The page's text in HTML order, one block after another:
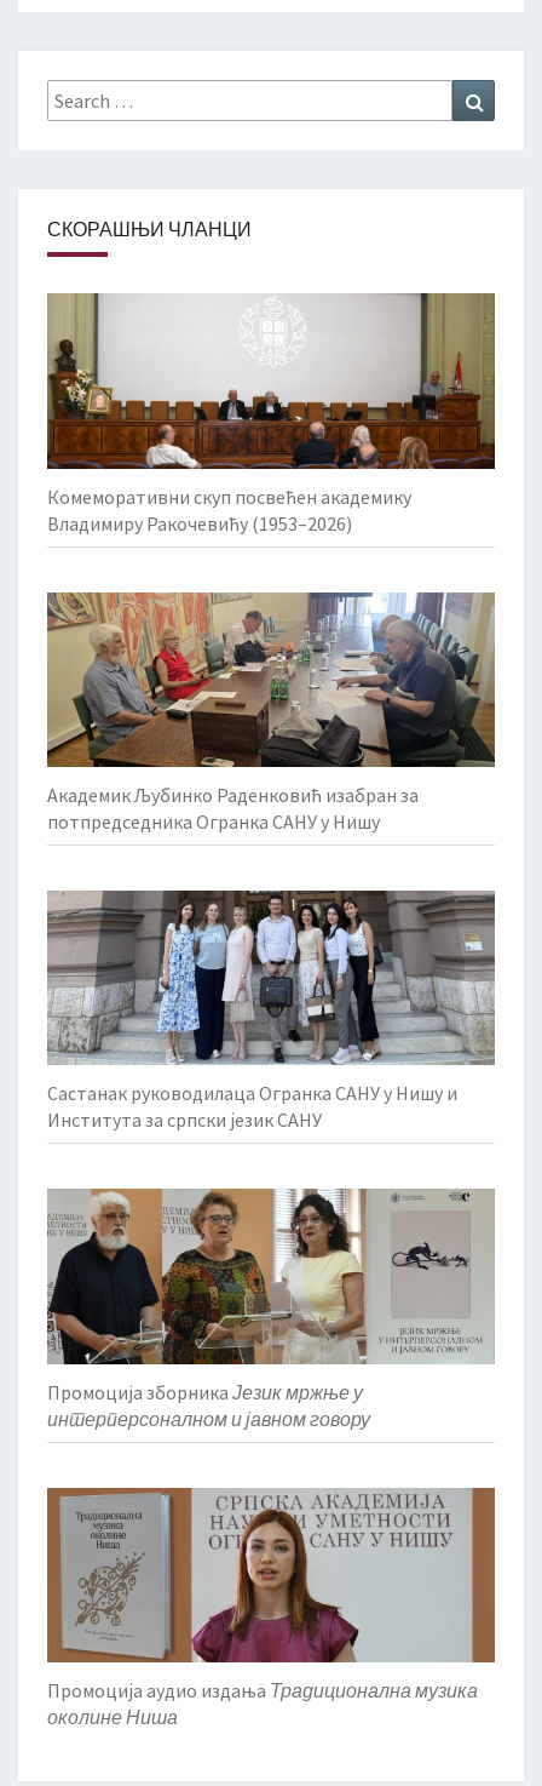
Search
for:
СКОРАШЊИ ЧЛАНЦИ
Комеморативни скуп посвећен академику
Владимиру Ракочевићу (1953–2026)
Академик Љубинко Раденковић изабран за
потпредседника Огранка САНУ у Нишу
Састанак руководилаца Огранка САНУ у Нишу и
Института за српски језик САНУ
Промоција зборника Језик мржње у
интерперсоналном и јавном говору
Промоција аудио издања Традиционална музика
околине Ниша